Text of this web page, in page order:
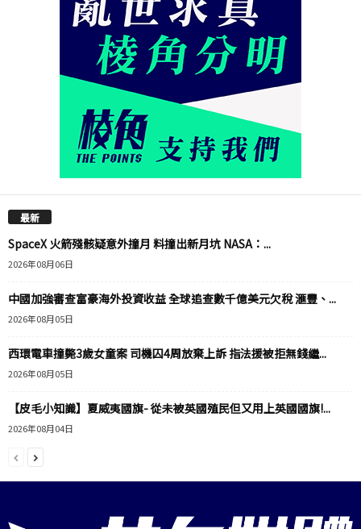
最新
SpaceX 火箭殘骸疑意外撞月 料撞出新月坑 NASA：...
2026年08月06日
中國加強審查富豪海外投資收益 全球追查數千億美元欠稅 滙豐、...
2026年08月05日
西環電車撞斃3歲女童案 司機囚4周放棄上訴 指法援被拒無錢繼...
2026年08月05日
【皮毛小知識】夏威夷國旗- 從未被英國殖民但又用上英國國旗!...
2026年08月04日